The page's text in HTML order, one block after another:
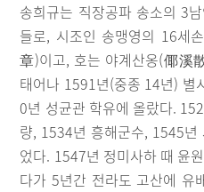
송희규는 직장공파 송소의 3
들로, 시조인 송맹영의 16세
章)이고, 호는 야계산옹(倻溪
태어나 1591년(중종 14년) 별
0년 성균관 학유에 올랐다.
량, 1534년 흥해군수, 1545년
었다. 1547년 정미사하 때 윤
다가 5년간 전라도 고산에 유